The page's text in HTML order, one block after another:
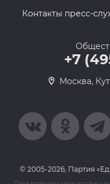
Контакты пресс-
+7
Москва,
© 2005-2026, Партия